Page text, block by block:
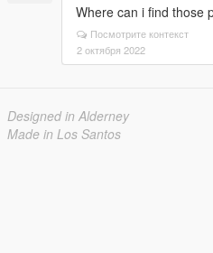
Where can i find those
Посмотрите контекст
2 октября 2022
Designed in Alderney
Made in Los Santos